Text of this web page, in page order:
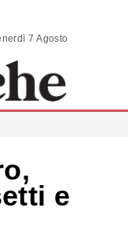
| COMMENTI | SCENARI - venerdì 7 Agosto 2026
e